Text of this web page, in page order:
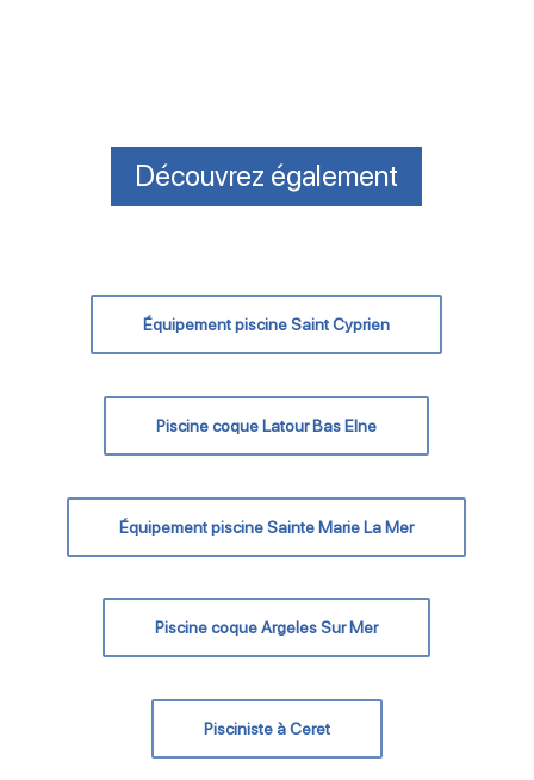
Découvrez également
Équipement piscine Saint Cyprien
Piscine coque Latour Bas Elne
Équipement piscine Sainte Marie La Mer
Piscine coque Argeles Sur Mer
Pisciniste à Ceret